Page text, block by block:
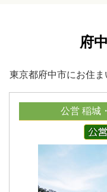
府
東京都府中市にお住ま
公営 稲城